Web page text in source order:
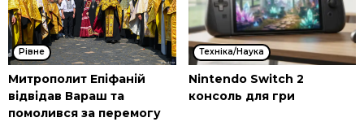
Рівне
Митрополит Епіфаній
відвідав Вараш та
помолився за перемогу
Техніка/Наука
Nintendo Switch 2
консоль для гри